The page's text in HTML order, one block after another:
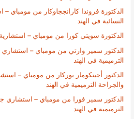
الدكتورة فروندا كارانججاوكار من مومباي –
النسائية في الهند
الدكتورة سويتي كورا من مومباي –
الدكتور سمير وارتي من مومباي – استشاري
الترميمية في الهند
الدكتور أجيتكومار بوركار من مومباي –
والجراحة الترميمية في الهند
الدكتور سمير فورا من مومباي – استشاري
الترميمية في الهند